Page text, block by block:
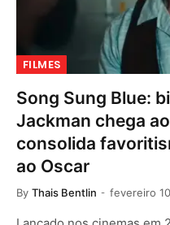
FILMES
Song Sung Blue:
Jackman chega
consolida
ao Oscar
By Thais Bentlin fevereiro